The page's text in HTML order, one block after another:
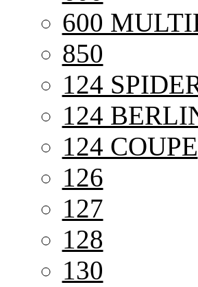
600
850
124
124
124 COUPE
126
127
128
130